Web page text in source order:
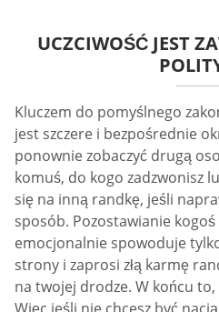
UCZCIWOŚĆ JEST
Kluczem do pomyślnego
jest szczere i bezpośrednie
ponownie zobaczyć drugą
komuś, do kogo zadzwonisz
się na inną randkę, jeśli
sposób. Pozostawianie kogoś
emocjonalnie spowoduje
strony i zaprosi złą karmę
na twojej drodze. W końcu to,